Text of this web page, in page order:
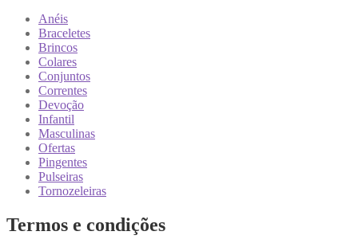
Anéis
Braceletes
Brincos
Colares
Conjuntos
Correntes
Devoção
Infantil
Masculinas
Ofertas
Pingentes
Pulseiras
Tornozeleiras
Termos e condições